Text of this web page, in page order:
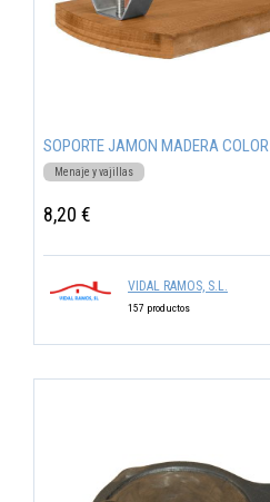
SOPORTE JAMON MADERA
Menaje y vajillas
8,20 €
VIDAL RAMOS, S.L.
157 productos